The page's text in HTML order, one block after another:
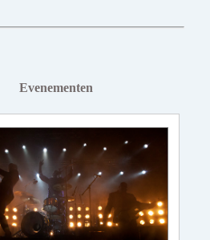
Evenementen